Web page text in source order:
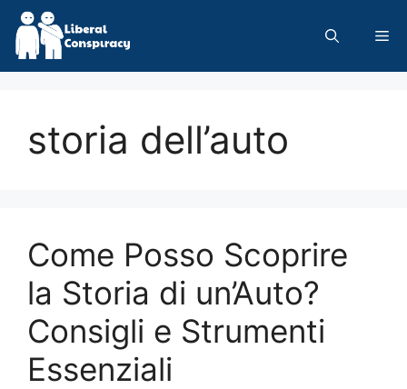
Skip
content
storia dell’auto
Come Posso Scoprire
la Storia di un’Auto?
Consigli e Strumenti
Essenziali